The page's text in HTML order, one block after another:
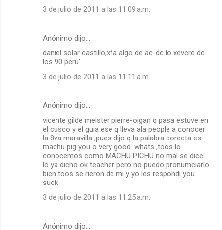
3 de julio de 2011 a las 11:09 a.m.
Anónimo dijo…
daniel solar castillo,xfa algo de ac-dc lo xevere de
los 90 peru'
3 de julio de 2011 a las 11:11 a.m.
Anónimo dijo…
vicente gilde meister pierre-oigan q pasa estuve en
el cusco y el guia ese q lleva ala people a conocer
la 8va maravilla ,pues dijo q la palabra corecta es
machu pig you o very good .whats ,toos lo
conocemos como MACHU PICHU no mal se dice
lo ya dicho ok teacher pero no puedo pronumciarlo
bien toos se rieron de mi y yo les respondi you
suck
3 de julio de 2011 a las 11:25 a.m.
Anónimo dijo…